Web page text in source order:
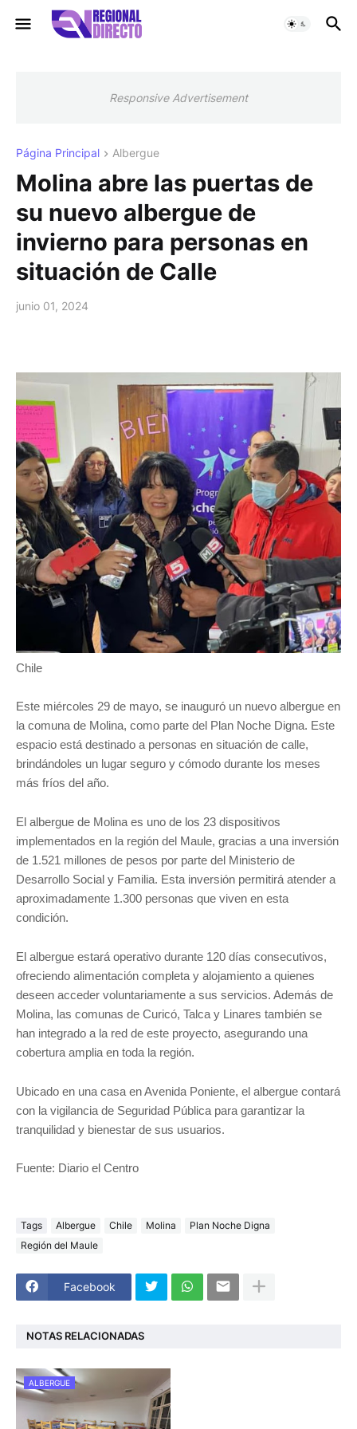
Responsive Advertisement
Página Principal Albergue
Molina abre las puertas de
su nuevo albergue de
invierno para personas en
situación de Calle
junio 01, 2024
Chile
Este miércoles 29 de mayo, se inauguró un nuevo albergue en
la comuna de Molina, como parte del Plan Noche Digna. Este
espacio está destinado a personas en situación de calle,
brindándoles un lugar seguro y cómodo durante los meses
más fríos del año.
El albergue de Molina es uno de los 23 dispositivos
implementados en la región del Maule, gracias a una inversión
de 1.521 millones de pesos por parte del Ministerio de
Desarrollo Social y Familia. Esta inversión permitirá atender a
aproximadamente 1.300 personas que viven en esta
condición.
El albergue estará operativo durante 120 días consecutivos,
ofreciendo alimentación completa y alojamiento a quienes
deseen acceder voluntariamente a sus servicios. Además de
Molina, las comunas de Curicó, Talca y Linares también se
han integrado a la red de este proyecto, asegurando una
cobertura amplia en toda la región.
Ubicado en una casa en Avenida Poniente, el albergue contará
con la vigilancia de Seguridad Pública para garantizar la
tranquilidad y bienestar de sus usuarios.
Fuente: Diario el Centro
Tags Albergue Chile Molina
Plan Noche Digna
Región del Maule
Facebook
NOTAS RELACIONADAS
ALBERGUE